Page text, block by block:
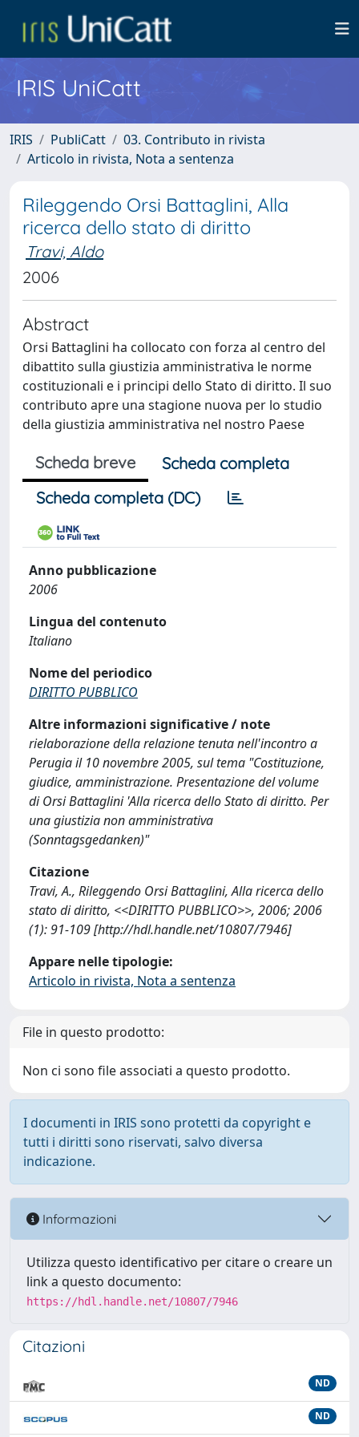
IRIS UniCatt
IRIS PubliCatt
03. Contributo in rivista
Articolo in rivista, Nota a sentenza
Rileggendo Orsi Battaglini, Alla
ricerca dello stato di diritto
Travi, Aldo
2006
Abstract
Orsi Battaglini ha collocato con forza al centro del
dibattito sulla giustizia amministrativa le norme
costituzionali e i principi dello Stato di diritto. Il suo
contributo apre una stagione nuova per lo studio
della giustizia amministrativa nel nostro Paese
Scheda breve
Scheda completa
Scheda completa (DC)
Anno pubblicazione
2006
Lingua del contenuto
Italiano
Nome del periodico
DIRITTO PUBBLICO
Altre informazioni significative / note
rielaborazione della relazione tenuta nell'incontro a
Perugia il 10 novembre 2005, sul tema "Costituzione,
giudice, amministrazione. Presentazione del volume
di Orsi Battaglini 'Alla ricerca dello Stato di diritto. Per
una giustizia non amministrativa
(Sonntagsgedanken)"
Citazione
Travi, A., Rileggendo Orsi Battaglini, Alla ricerca dello
stato di diritto, <<DIRITTO PUBBLICO>>, 2006; 2006
(1): 91-109 [http://hdl.handle.net/10807/7946]
Appare nelle tipologie:
Articolo in rivista, Nota a sentenza
File in questo prodotto:
Non ci sono file associati a questo prodotto.
I documenti in IRIS sono protetti da copyright e
tutti i diritti sono riservati, salvo diversa
indicazione.
Informazioni
Utilizza questo identificativo per citare o creare un
link a questo documento:
https://hdl.handle.net/10807/7946
Citazioni
ND
ND